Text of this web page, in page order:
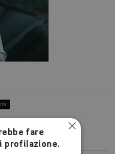
fare
profilazione.